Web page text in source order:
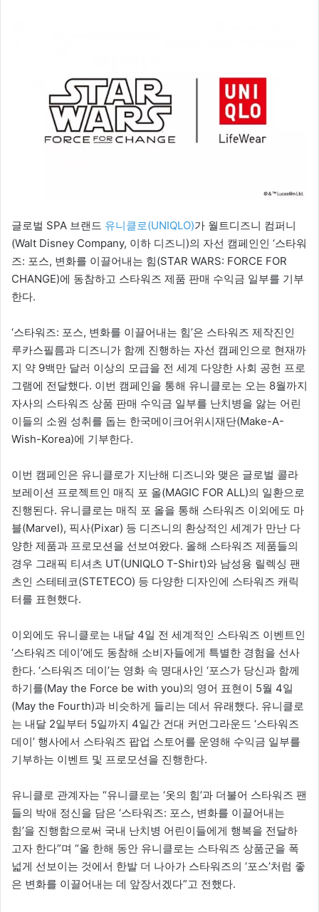
글로벌 SPA 브랜드 유니클로(UNIQLO)가 월트디즈니 컴퍼니
(Walt Disney Company, 이하 디즈니)의 자선 캠페인인 ‘스타워
즈: 포스, 변화를 이끌어내는 힘(STAR WARS: FORCE FOR
CHANGE)에 동참하고 스타워즈 제품 판매 수익금 일부를 기부
한다.
‘스타워즈: 포스, 변화를 이끌어내는 힘’은 스타워즈 제작진인
루카스필름과 디즈니가 함께 진행하는 자선 캠페인으로 현재까
지 약 9백만 달러 이상의 모급을 전 세계 다양한 사회 공헌 프로
그램에 전달했다. 이번 캠페인을 통해 유니클로는 오는 8월까지
자사의 스타워즈 상품 판매 수익금 일부를 난치병을 앓는 어린
이들의 소원 성취를 돕는 한국메이크어위시재단(Make-A-
Wish-Korea)에 기부한다.
이번 캠페인은 유니클로가 지난해 디즈니와 맺은 글로벌 콜라
보레이션 프로젝트인 매직 포 올(MAGIC FOR ALL)의 일환으로
진행된다. 유니클로는 매직 포 올을 통해 스타워즈 이외에도 마
블(Marvel), 픽사(Pixar) 등 디즈니의 환상적인 세계가 만난 다
양한 제품과 프로모션을 선보여왔다. 올해 스타워즈 제품들의
경우 그래픽 티셔츠 UT(UNIQLO T-Shirt)와 남성용 릴렉싱 팬
츠인 스테테코(STETECO) 등 다양한 디자인에 스타워즈 캐릭
터를 표현했다.
이외에도 유니클로는 내달 4일 전 세계적인 스타워즈 이벤트인
‘스타워즈 데이’에도 동참해 소비자들에게 특별한 경험을 선사
한다. ‘스타워즈 데이’는 영화 속 명대사인 ‘포스가 당신과 함께
하기를(May the Force be with you)의 영어 표현이 5월 4일
(May the Fourth)과 비슷하게 들리는 데서 유래했다. 유니클로
는 내달 2일부터 5일까지 4일간 건대 커먼그라운드 ‘스타워즈
데이’ 행사에서 스타워즈 팝업 스토어를 운영해 수익금 일부를
기부하는 이벤트 및 프로모션을 진행한다.
유니클로 관계자는 “유니클로는 ‘옷의 힘’과 더불어 스타워즈 팬
들의 박애 정신을 담은 ‘스타워즈: 포스, 변화를 이끌어내는
힘’을 진행함으로써 국내 난치병 어린이들에게 행복을 전달하
고자 한다”며 “올 한해 동안 유니클로는 스타워즈 상품군을 폭
넓게 선보이는 것에서 한발 더 나아가 스타워즈의 ‘포스’처럼 좋
은 변화를 이끌어내는 데 앞장서겠다”고 전했다.